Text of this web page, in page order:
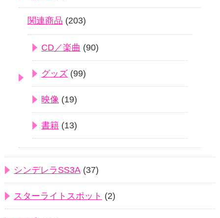
関連商品 (203)
CD／楽曲 (90)
グッズ (99)
映像 (19)
書籍 (13)
シンデレラSS3A (37)
スターライトスポット (2)